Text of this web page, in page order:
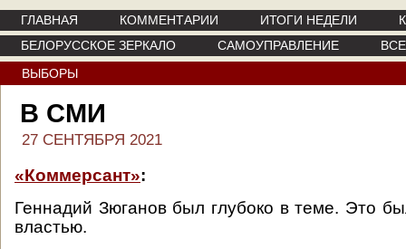
ГЛАВНАЯ КОММЕНТАРИИ ИТОГИ НЕДЕЛИ
БЕЛОРУССКОЕ ЗЕРКАЛО
САМОУПРАВЛЕНИЕ
ВЫБОРЫ
В СМИ
27 СЕНТЯБРЯ 2021
«Коммерсант»:
Геннадий Зюганов был глубоко в теме. Это
властью.